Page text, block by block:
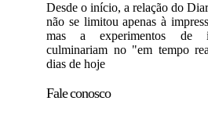
Desde o início, a relação do
não se limitou apenas à
mas a experimentos de
culminariam no "em tempo
dias de hoje
Fale conosco